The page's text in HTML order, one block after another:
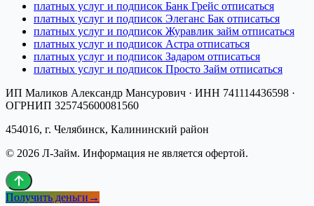
платных услуг и подписок Банк Грейс отписаться
платных услуг и подписок Элеганс Бак отписаться
платных услуг и подписок Журавлик займ отписаться
платных услуг и подписок Астра отписаться
платных услуг и подписок Задаром отписаться
платных услуг и подписок Просто Займ отписаться
ИП Маликов Александр Мансурович · ИНН 741114436598 ·
ОГРНИП 325745600081560
454016, г. Челябинск, Калининский район
© 2026 Л-Займ. Информация не является офертой.
Получить деньги →